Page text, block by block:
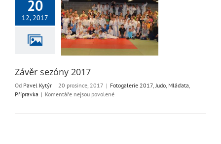
20
12, 2017
sezóny 2017
Judo
Přípravka
Závěr sezóny 2017
Od Pavel Kytýr | 20 prosince, 2017 | Fotogalerie 2017,Judo, Mláďata,
Přípravka | Komentáře nejsou povolenéu